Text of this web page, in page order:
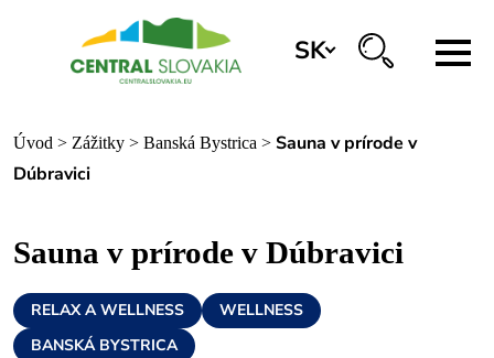
SK
REZERVÁCIA ZÁŽITKOV
Banská Bystrica
Zvolen
Kremnica
Úvod > Zážitky > Banská Bystrica > Sauna v prírode v
Dúbravici
Sauna v prírode v Dúbravici
RELAX A WELLNESS
WELLNESS
BANSKÁ BYSTRICA